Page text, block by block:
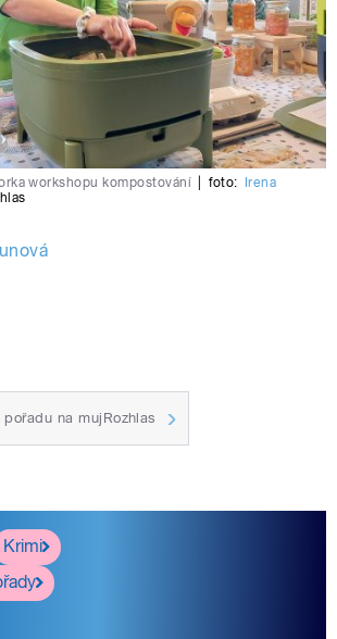
workshopu kompostování foto:
Irena
na mujRozhlas
Krimi